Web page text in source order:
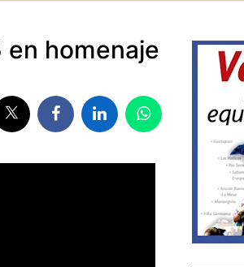
en homenaje